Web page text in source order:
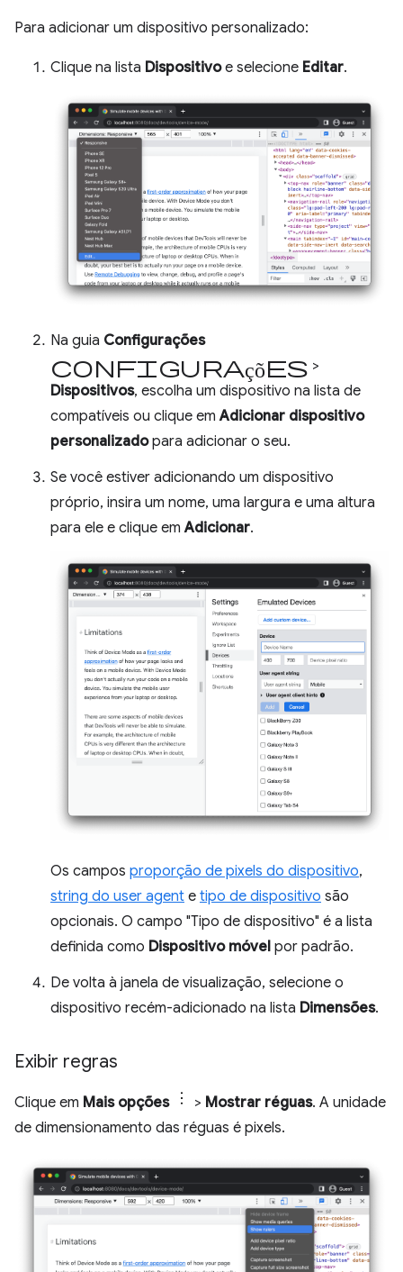
Para adicionar um dispositivo personalizado:
Clique na lista Dispositivoe selecione Editar.
Na guia Configurações
configurações >
Dispositivos, escolha um dispositivo na lista de
compatíveis ou clique emAdicionar dispositivo
personalizadopara adicionar o seu.
Se você estiver adicionando um dispositivo
próprio, insira um nome, uma largura e uma altura
para ele e clique emAdicionar.
Os campos proporção de pixels do dispositivo,
string do user agent e tipo de dispositivo são
opcionais. O campo "Tipo de dispositivo" é a lista
definida como Dispositivo móvel por padrão.
De volta à janela de visualização, selecione o
dispositivo recém-adicionado na lista Dimensões.
Exibir regras
Clique em Mais opções > Mostrar réguas. A unidade
de dimensionamento das réguas é pixels.